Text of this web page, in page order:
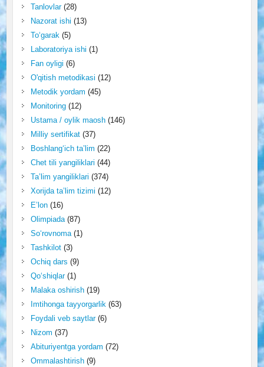
Tanlovlar(28)
Nazorat ishi (13)
To‘garak (5)
Laboratoriya ishi (1)
Fan oyligi (6)
O'qitish metodikasi (12)
Metodik yordam (45)
Monitoring(12)
Ustama / oylik maosh(146)
Milliy sertifikat(37)
Boshlang‘ich ta’lim (22)
Chet tili yangiliklari (44)
Ta’lim yangiliklari (374)
Xorijda ta’lim tizimi (12)
E’lon(16)
Olimpiada(87)
So‘rovnoma(1)
Tashkilot(3)
Ochiq dars (9)
Qo‘shiqlar(1)
Malaka oshirish(19)
Imtihonga tayyorgarlik (63)
Foydali veb saytlar(6)
Nizom (37)
Abituriyentga yordam (72)
Ommalashtirish(9)